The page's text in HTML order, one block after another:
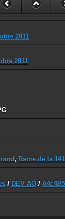
2011
2011
, Rame de la
/ DEV AO /